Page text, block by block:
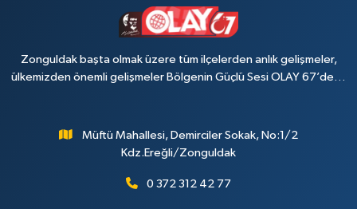
Zonguldak başta olmak üzere tüm ilçelerden anlık gelişmeler,
ülkemizden önemli gelişmeler Bölgenin Güçlü Sesi OLAY 67’de…
Müftü Mahallesi, Demirciler Sokak, No:1/2
Kdz.Ereğli/Zonguldak
0 372 312 42 77